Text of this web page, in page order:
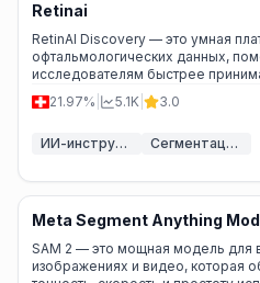
Retinai
RetinAI Discovery — это умная
офтальмологических данных,
исследователям быстрее
21.97%
5.1K 3.0
ИИ-инструменты для здоровья Сегментация изображений ИИ
Meta Segment Anything
SAM 2 — это мощная модель для
изображениях и видео, которая